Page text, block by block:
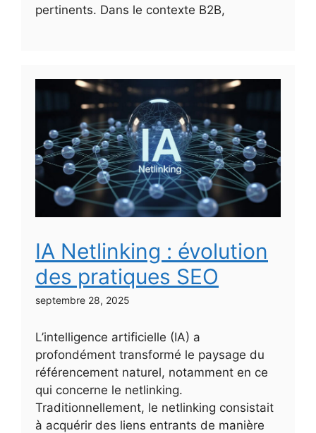
pertinents. Dans le contexte B2B,
IA Netlinking : évolution
des pratiques SEO
septembre 28, 2025
L’intelligence artificielle (IA) a
profondément transformé le paysage du
référencement naturel, notamment en ce
qui concerne le netlinking.
Traditionnellement, le netlinking consistait
à acquérir des liens entrants de manière